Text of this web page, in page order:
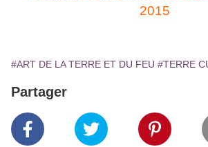
2015
#ART DE LA TERRE ET DU FEU #TERRE
Partager